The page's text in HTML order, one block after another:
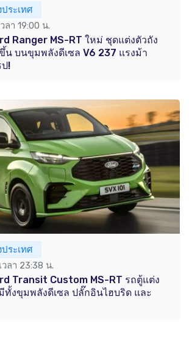
ระเทศ
ลา 19:00 น.
Ranger MS-RT ใหม่ ชุดแต่งตัวถัง
น บนขุมพลังดีเซล V6 237 แรงม้า
ป!
ระเทศ
ลา 23:38 น.
Transit Custom MS-RT รถตู้แต่ง
ทั้งขุมพลังดีเซล ปลั๊กอินไฮบริด และ